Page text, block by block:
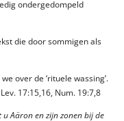
ondergedompeld
die door sommigen als
over de ‘rituele wassing’.
17:15,16, Num. 19:7,8
u Aäron en zijn zonen bij de